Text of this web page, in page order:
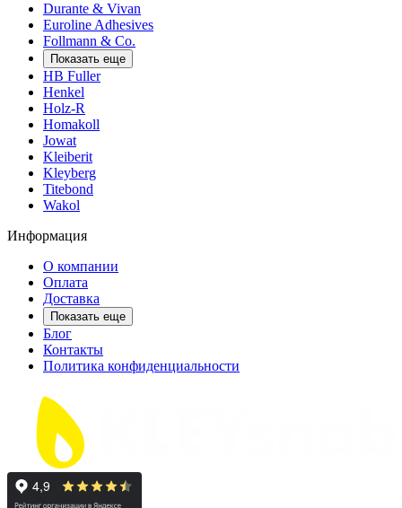
Durante & Vivan
Euroline Adhesives
Follmann & Co.
Показать еще
HB Fuller
Henkel
Holz-R
Homakoll
Jowat
Kleiberit
Kleyberg
Titebond
Wakol
Информация
О компании
Оплата
Доставка
Показать еще
Блог
Контакты
Политика конфиденциальности